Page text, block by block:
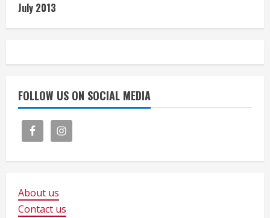
July 2013
FOLLOW US ON SOCIAL MEDIA
About us
Contact us